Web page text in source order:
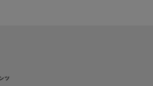
ツ